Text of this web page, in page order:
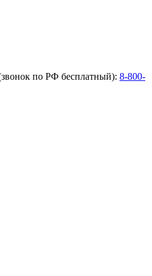
по РФ бесплатный): 8-800-